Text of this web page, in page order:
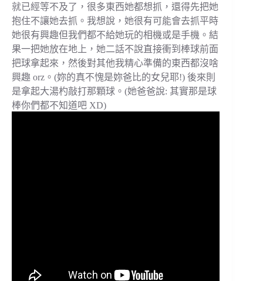
就已經等不及了，很多東西她都想抓，還得先把她
抱住不讓她去抓。我想說，她很有可能會去抓平時
她很有興趣但我們都不給她玩的相機或是手機。結
果一把她放在地上，她二話不說直接衝到棒球前面
把球拿起來，然後對其他我精心準備的東西都沒啥
興趣 orz。(妳的真不愧是妳爸比的女兒耶!) 後來則
是拿起大湯杓敲打那顆球。(她爸爸說: 其實那是球
棒你們都不知道吧 XD)